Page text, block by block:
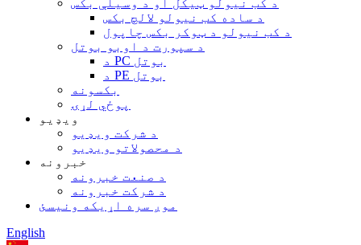
د کب نیولو ټیکل او د وسیلې بکس
د ساده کب نیولو لالچ بکس
د کب نیولو د ټوکر بکس چاپول
د سپورت د اوبو بوتل
د PC بوتل
د PE بوتل
بکسونه
پوځي لړۍ
ویډیو
د شرکت ویډیو
د محصولاتو ویډیو
خبرونه
د صنعت خبرونه
د شرکت خبرونه
موږ سره اړیکه ونیسئ
English